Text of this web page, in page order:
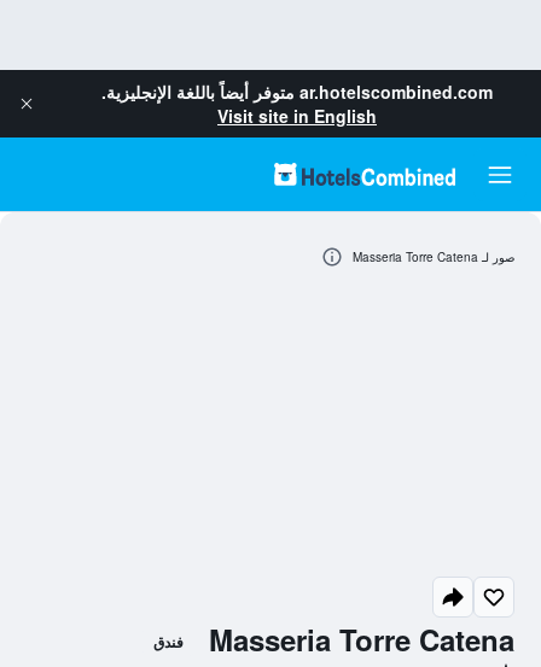
ar.hotelscombined.com متوفر أيضاً باللغة الإنجليزية.
Visit site in English
Masseria Torre Catena فندق
صور لـ Masseria Torre Catena